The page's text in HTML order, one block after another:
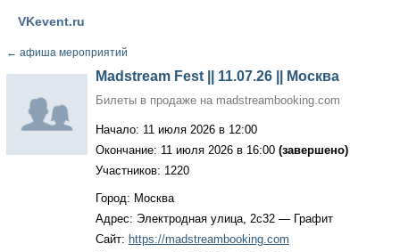
VKevent.ru
← афиша мероприятий
Madstream Fest || 11.07.26 || Москва
Билеты в продаже на madstreambooking.com
Начало: 11 июля 2026 в 12:00
Окончание: 11 июля 2026 в 16:00 (завершено)
Участников: 1220
Город: Москва
Адрес: Электродная улица, 2с32 — Графит
Сайт: https://madstreambooking.com